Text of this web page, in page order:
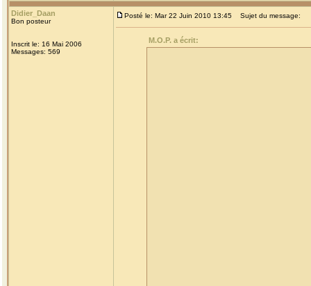
Didier_Daan
Bon posteur
Inscrit le: 16 Mai 2006
Messages: 569
Posté le: Mar 22 Juin 2010 13:45 Sujet du message:
M.O.P. a écrit: